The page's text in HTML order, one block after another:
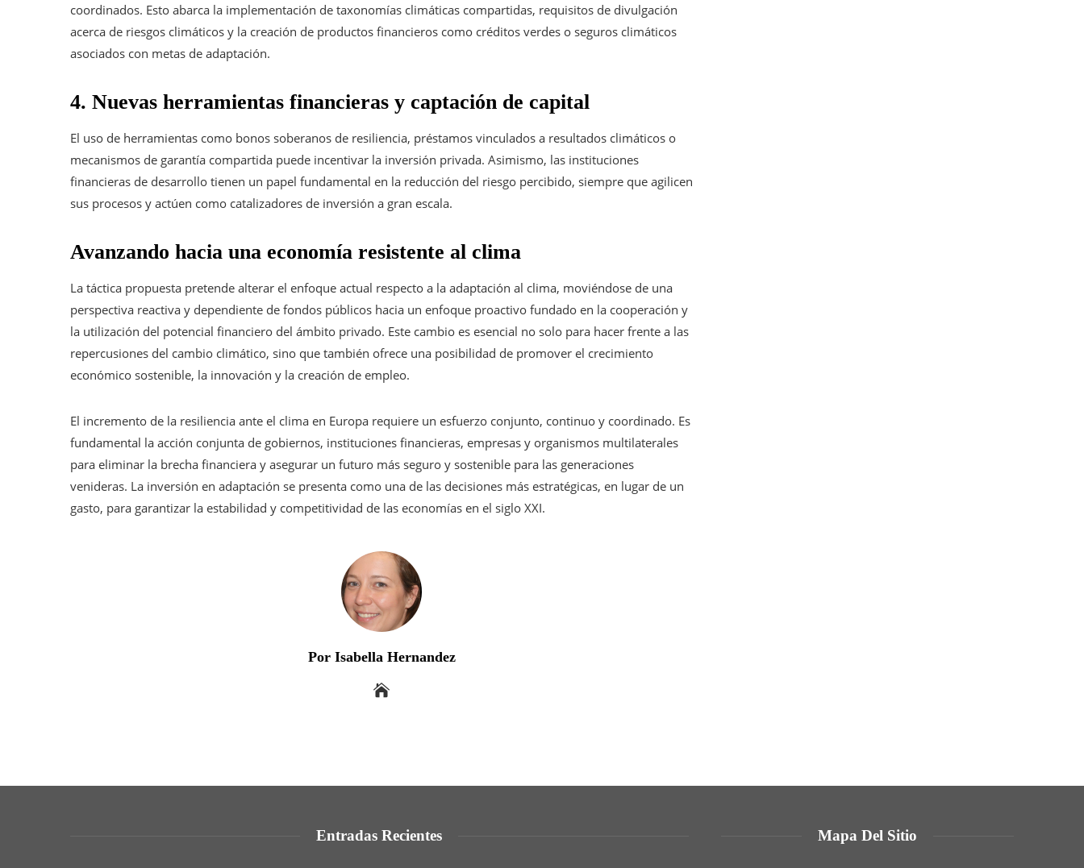
coordinados. Esto abarca la implementación de taxonomías climáticas compartidas, requisitos de divulgación
acerca de riesgos climáticos y la creación de productos financieros como créditos verdes o seguros climáticos
asociados con metas de adaptación.
4. Nuevas herramientas financieras y captación de capital
El uso de herramientas como bonos soberanos de resiliencia, préstamos vinculados a resultados climáticos o
mecanismos de garantía compartida puede incentivar la inversión privada. Asimismo, las instituciones
financieras de desarrollo tienen un papel fundamental en la reducción del riesgo percibido, siempre que agilicen
sus procesos y actúen como catalizadores de inversión a gran escala.
Avanzando hacia una economía resistente al clima
La táctica propuesta pretende alterar el enfoque actual respecto a la adaptación al clima, moviéndose de una
perspectiva reactiva y dependiente de fondos públicos hacia un enfoque proactivo fundado en la cooperación y
la utilización del potencial financiero del ámbito privado. Este cambio es esencial no solo para hacer frente a las
repercusiones del cambio climático, sino que también ofrece una posibilidad de promover el crecimiento
económico sostenible, la innovación y la creación de empleo.
El incremento de la resiliencia ante el clima en Europa requiere un esfuerzo conjunto, continuo y coordinado. Es
fundamental la acción conjunta de gobiernos, instituciones financieras, empresas y organismos multilaterales
para eliminar la brecha financiera y asegurar un futuro más seguro y sostenible para las generaciones
venideras. La inversión en adaptación se presenta como una de las decisiones más estratégicas, en lugar de un
gasto, para garantizar la estabilidad y competitividad de las economías en el siglo XXI.
Por Isabella Hernandez
Entradas Recientes Mapa Del Sitio